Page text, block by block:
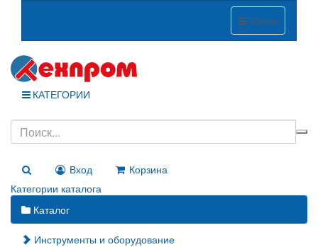
Меню
КАТЕГОРИИ
Вход
Корзина
Категории каталога
Каталог
Инструменты и оборудование